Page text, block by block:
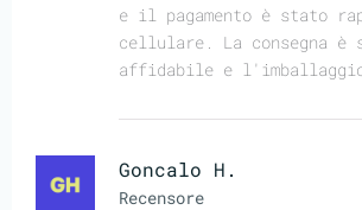
e il pagamento è stato
cellulare. La consegna è
affidabile e
Goncalo H.
Recensore